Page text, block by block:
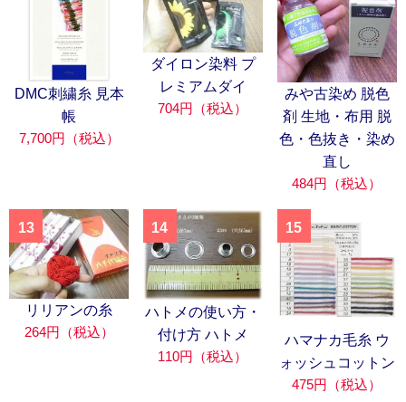
DMC刺繍糸 見本
帳
7,700円（税込）
ダイロン染料 プ
レミアムダイ
704円（税込）
みや古染め 脱色
剤 生地・布用 脱
色・色抜き・染め
直し
484円（税込）
13
リリアンの糸
264円（税込）
14
ハトメの使い方・
付け方 ハトメ
110円（税込）
15
ハマナカ毛糸 ウ
ォッシュコットン
475円（税込）